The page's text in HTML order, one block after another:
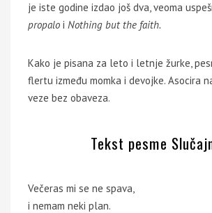
je iste godine izdao još dva, veoma
propalo i Nothing but the faith.
Kako je pisana za leto i letnje žurke,
flertu između momka i devojke. Asocira
veze bez obaveza.
Tekst pesme
Večeras mi se ne spava,
i nemam neki plan.